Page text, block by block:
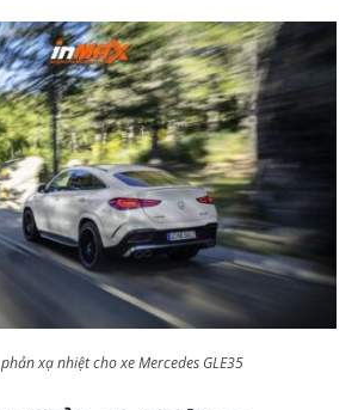
xạ nhiệt cho xe Mercedes GLE35